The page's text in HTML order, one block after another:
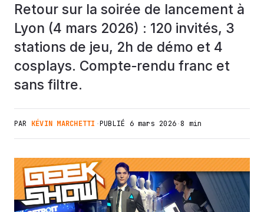
Retour sur la soirée de lancement à
Lyon (4 mars 2026) : 120 invités, 3
stations de jeu, 2h de démo et 4
cosplays. Compte‑rendu franc et
sans filtre.
PAR KÉVIN MARCHETTI ·PUBLIÉ 6 mars 2026·8 min